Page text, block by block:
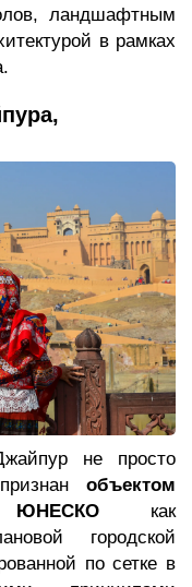
ландшафтным
в рамках
не просто
объектом
ЮНЕСКО как
городской
по сетке в